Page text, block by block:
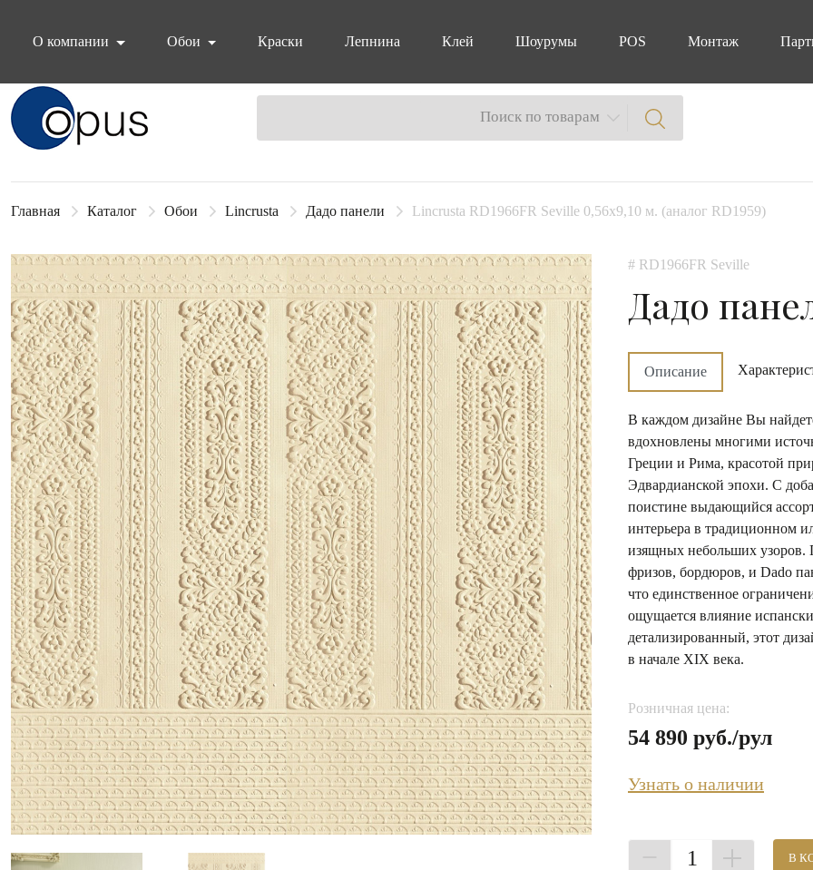
О компании
Обои Краски Лепнина Клей Шоурумы POS Монтаж
Блок поиска Поиск по товарам
Главная Каталог Обои Lincrusta Дадо панели Lincrusta RD1966FR Seville 0,56х9,10 м. (аналог RD1959)
# RD1966FR Seville
Дадо
Описание
В каждом дизайне Вы
вдохновлены многими
Греции и Рима, красотой
Эдвардианской эпохи. С
поистине выдающийся
интерьера в традиционном
изящных небольших узоров.
фризов, бордюров, и Dado
что единственное
ощущается влияние
детализированный, этот
в начале XIX века.
Розничная цена:
54 890 руб./рул
Узнать о наличии
1 В